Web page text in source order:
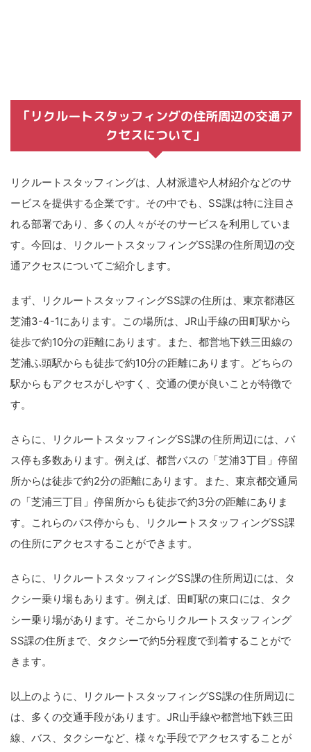
「リクルートスタッフィングの住所周辺の交通ア
クセスについて」
リクルートスタッフィングは、人材派遣や人材紹介などのサ
ービスを提供する企業です。その中でも、SS課は特に注目さ
れる部署であり、多くの人々がそのサービスを利用していま
す。今回は、リクルートスタッフィングSS課の住所周辺の交
通アクセスについてご紹介します。
まず、リクルートスタッフィングSS課の住所は、東京都港区
芝浦3-4-1にあります。この場所は、JR山手線の田町駅から
徒歩で約10分の距離にあります。また、都営地下鉄三田線の
芝浦ふ頭駅からも徒歩で約10分の距離にあります。どちらの
駅からもアクセスがしやすく、交通の便が良いことが特徴で
す。
さらに、リクルートスタッフィングSS課の住所周辺には、バ
ス停も多数あります。例えば、都営バスの「芝浦3丁目」停留
所からは徒歩で約2分の距離にあります。また、東京都交通局
の「芝浦三丁目」停留所からも徒歩で約3分の距離にありま
す。これらのバス停からも、リクルートスタッフィングSS課
の住所にアクセスすることができます。
さらに、リクルートスタッフィングSS課の住所周辺には、タ
クシー乗り場もあります。例えば、田町駅の東口には、タク
シー乗り場があります。そこからリクルートスタッフィング
SS課の住所まで、タクシーで約5分程度で到着することがで
きます。
以上のように、リクルートスタッフィングSS課の住所周辺に
は、多くの交通手段があります。JR山手線や都営地下鉄三田
線、バス、タクシーなど、様々な手段でアクセスすることが